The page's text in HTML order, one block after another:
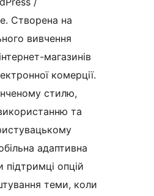
Створена на
вивчення
магазинів
комерції.
стилю,
та
адаптивна
опцій
теми, коли